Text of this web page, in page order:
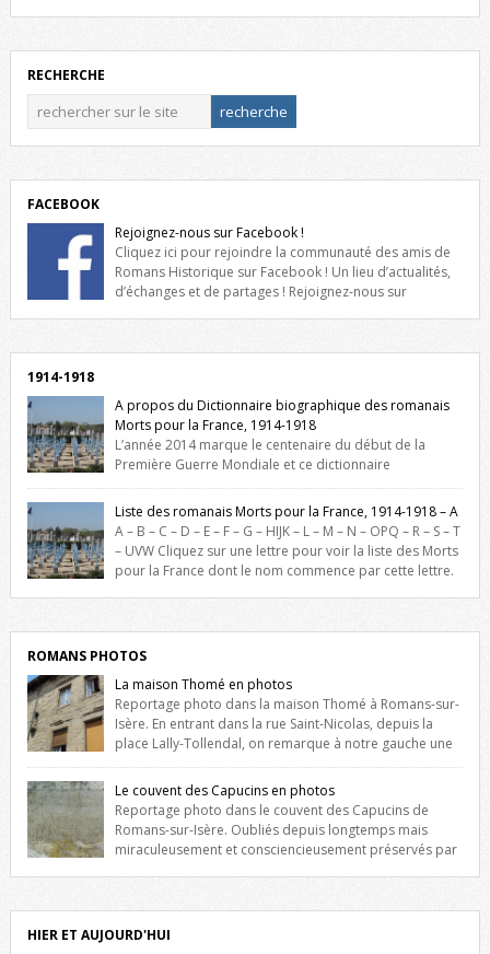
RECHERCHE
FACEBOOK
Rejoignez-nous sur Facebook !
Cliquez ici pour rejoindre la communauté des amis de
Romans Historique sur Facebook ! Un lieu d’actualités,
d’échanges et de partages ! Rejoignez-nous sur
1914-1918
A propos du Dictionnaire biographique des romanais
Morts pour la France, 1914-1918
L’année 2014 marque le centenaire du début de la
Première Guerre Mondiale et ce dictionnaire
biographique veut rendre hommage aux romanais Morts pour la
France durant ce conflit. La base de cette recherche historique est
constituée des noms gravés sur les plaques commémoratives de
l’Hôtel de Ville, du lycée du Dauphiné et du lycée Triboulet, […]
Liste des romanais Morts pour la France, 1914-1918 – A
A – B – C – D – E – F – G – HIJK – L – M – N – OPQ – R – S – T
– UVW Cliquez sur une lettre pour voir la liste des Morts
pour la France dont le nom commence par cette lettre.
ROMANS PHOTOS
La maison Thomé en photos
Reportage photo dans la maison Thomé à Romans-sur-
Isère. En entrant dans la rue Saint-Nicolas, depuis la
place Lally-Tollendal, on remarque à notre gauche une
maison construite au XVIè siècle. Les deux façades sont ornées de
fenêtres jumelles à meneaux. Entre ces deux étages, on peut voir une
niche qui contient une statue de la Vierge. […]
Le couvent des Capucins en photos
Reportage photo dans le couvent des Capucins de
Romans-sur-Isère. Oubliés depuis longtemps mais
miraculeusement et consciencieusement préservés par
l’histoire de la redécouverte de vestiges du couvent des Capucins !
Petit retour sur l’histoire […]
HIER ET AUJOURD'HUI